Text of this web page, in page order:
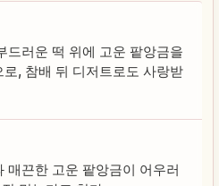
드러운 떡 위에 고운 팥앙금을
, 참배 뒤 디저트로도 사랑받
매끈한 고운 팥앙금이 어우러